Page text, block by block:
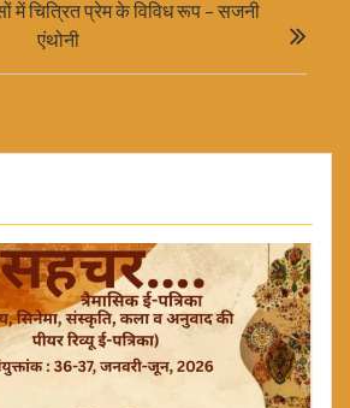
में चित्रित प्रेम के विविध रूप – सजनी
एंथोनी